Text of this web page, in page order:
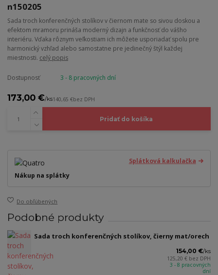
n150205
Sada troch konferenčných stolíkov v čiernom mate so sivou doskou a
efektom mramoru prináša moderný dizajn a funkčnosť do vášho
interiéru. Vďaka rôznym veľkostiam ich môžete usporiadať spolu pre
harmonický vzhľad alebo samostatne pre jedinečný štýl každej
miestnosti. celý popis
Dostupnosť 3 - 8 pracovných dní
173,00 €/ks140,65 €bez DPH
Pridať do košíka
Splátková kalkulačka
Nákup na splátky
Do obľúbených
Podobné produkty
Sada troch konferenčných stolíkov, čierny mat/orech
154,00 €/ks
125,20 € bez DPH
3 - 8 pracovných
dní